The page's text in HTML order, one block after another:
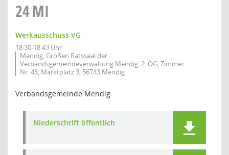
24MI
Werkausschuss VG
18:30-18:43 Uhr
Mendig, Großen Ratssaal der
Verbandsgemeindeverwaltung Mendig, 2. OG, Zimmer
Nr. 43, Marktplatz 3, 56743 Mendig
Verbandsgemeinde Mendig
Niederschrift öffentlich